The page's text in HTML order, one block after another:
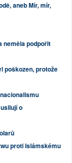
aneb Mír, mír,
neměla podpořit
poškozen, protože
o
proti Islámskému